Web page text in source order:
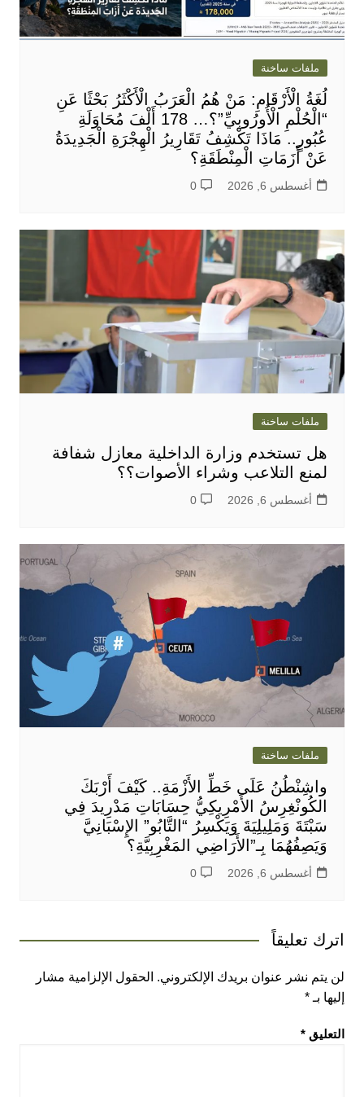
ملفات ساخنة
لُغَةُ الْأَرْقَامِ: مَنْ هُمُ الْعَرَبُ الْأَكْثَرُ بَحْثًا عَنِ
“الْحُلْمِ الْأُورُوبِيِّ”؟… 178 أَلْفَ مُحَاوَلَةِ
عُبُورٍ.. مَاذَا تَكْشِفُ تَقَارِيرُ الْهِجْرَةِ الْجَدِيدَةُ
عَنْ أَزَمَاتِ الْمِنْطَقَةِ؟
أغسطس 6, 2026 0
ملفات ساخنة
هل تستخدم وزارة الداخلية معازل شفافة
لمنع التلاعب وشراء الأصوات؟؟
أغسطس 6, 2026 0
ملفات ساخنة
واشِنْطُنُ عَلَى خَطِّ الأَزْمَةِ.. كَيْفَ أَرْبَكَ
الكُونْغِرِسُ الأَمْرِيكِيُّ حِسَابَاتِ مَدْرِيدَ فِي
سَبْتَةَ وَمَلِيلِيَةَ وَيَكْسِرُ “التَّابُو” الإِسْبَانِيَّ
وَيَصِفُهُمَا بِـ”الأَرَاضِي المَغْرِبِيَّةِ؟
أغسطس 6, 2026 0
اترك تعليقاً
لن يتم نشر عنوان بريدك الإلكتروني. الحقول الإلزامية مشار
إليها بـ *
التعليق *